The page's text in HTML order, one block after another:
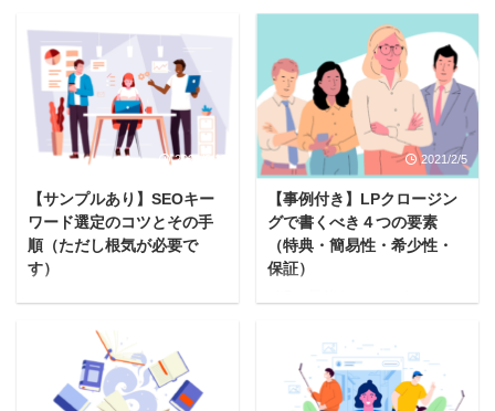
2021/2/17
【サンプルあり】SEOキー
ワード選定のコツとその手
順（ただし根気が必要で
す）
す。売り上げは３,０００万ほ
ど。 とはいえ、最初の１年は
伸び悩んでいました。 そし
て、一番苦戦するのは、キー
2021/2/5
【事例付き】LPクロージン
グで書くべき４つの要素
（特典・簡易性・希少性・
保証）
ジョンが上がるテクニックを
知りたいです。 クロージング
とは、後押しするためのステ
ップであり、これをやらない